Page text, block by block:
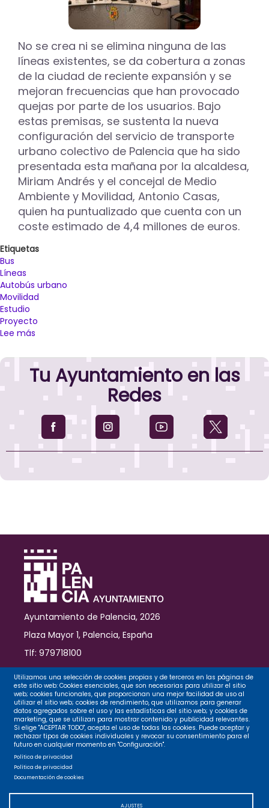
No se crea ni se elimina ninguna de las
líneas existentes, se da cobertura a zonas
de la ciudad de reciente expansión y se
mejoran frecuencias que han provocado
quejas por parte de los usuarios. Bajo
estas premisas, se sustenta la nueva
configuración del servicio de transporte
urbano colectivo de Palencia que ha sido
presentada esta mañana por la alcaldesa,
Miriam Andrés y el concejal de Medio
Ambiente y Movilidad, Antonio Casas,
quien ha puntualizado que cuenta con un
coste estimado de 4,4 millones de euros.
Etiquetas
Bus
Líneas
Autobús urbano
Movilidad
Estudio
Proyecto
Lee más
Ayuntamiento
de
Palencia
nuevo
diseño
de
las
de
Tu Ayuntamiento en las
Redes
Ayuntamiento de Palencia, 2026
Plaza Mayor 1, Palencia, España
Tlf: 979718100
Contacto
Legal
Privacidad
Utilizamos una selección de cookies propias y de terceros en las páginas de
este sitio web: Cookies esenciales, que son necesarias para utilizar el sitio
web; cookies funcionales, que proporcionan una mejor facilidad de uso al
utilizar el sitio web; cookies de rendimiento, que utilizamos para generar
datos agregados sobre el uso y las estadísticas del sitio web; y cookies de
marketing, que se utilizan para mostrar contenido y publicidad relevantes.
Si elige "ACEPTAR TODO", acepta el uso de todas las cookies. Puede aceptar y
rechazar tipos de cookies individuales y revocar su consentimiento para el
futuro en cualquier momento en "Configuración".
Política de privacidad
Política de privacidad
Documentación de cookies
AJUSTES